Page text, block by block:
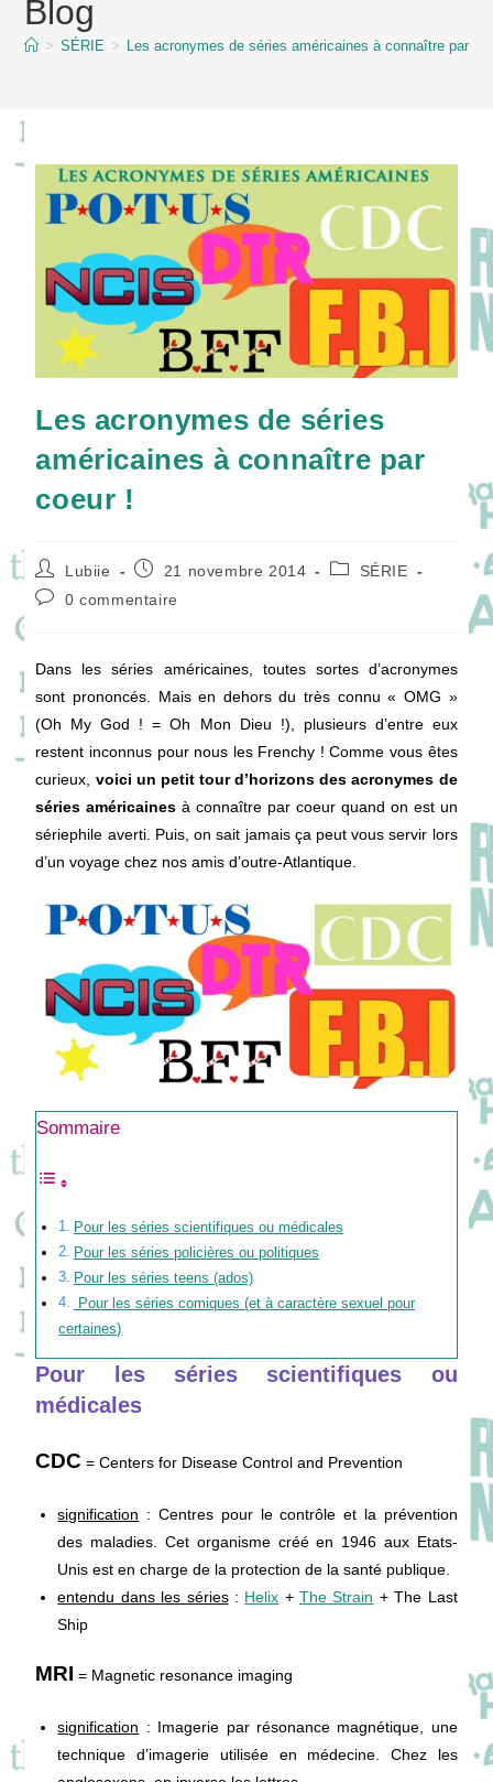
contentBlog
> SÉRIE > Les acronymes de séries américaines à connaître par
Les acronymes de séries
américaines à connaître par
coeur !
Auteur/autrice
de
la
Lubiie
Publication
21 novembre 2014
PostSÉRIE
Commentaires
0 commentaire
Dans les séries américaines, toutes sortes d’acronymes
sont prononcés. Mais en dehors du très connu « OMG »
(Oh My God ! = Oh Mon Dieu !), plusieurs d’entre eux
restent inconnus pour nous les Frenchy ! Comme vous êtes
curieux, voici un petit tour d’horizons des acronymes de
séries américaines à connaître par coeur quand on est un
sériephile averti. Puis, on sait jamais ça peut vous servir lors
d’un voyage chez nos amis d’outre-Atlantique.
Sommaire
Pour les séries scientifiques ou médicales
Pour les séries policières ou politiques
Pour les séries teens (ados)
Pour les séries comiques (et à caractère sexuel pour
certaines)
Pour les séries scientifiques ou
médicales
CDC = Centers for Disease Control and Prevention
signification : Centres pour le contrôle et la prévention
des maladies. Cet organisme créé en 1946 aux Etats-
Unis est en charge de la protection de la santé publique.
entendu dans les séries: Helix +The Strain + The Last
Ship
MRI = Magnetic resonance imaging
signification : Imagerie par résonance magnétique, une
technique d’imagerie utilisée en médecine. Chez les